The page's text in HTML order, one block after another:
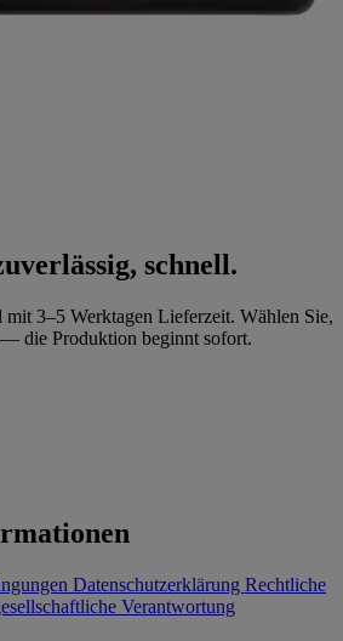
schnell.
3–5 Werktagen Lieferzeit. Wählen Sie,
die Produktion beginnt sofort.
Datenschutzerklärung Rechtliche
Verantwortung